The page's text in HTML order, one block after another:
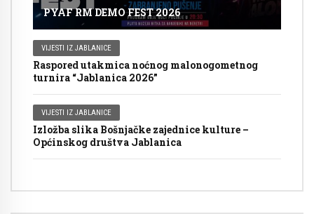
PYAF RM DEMO FEST 2026
VIJESTI IZ JABLANICE
Raspored utakmica noćnog malonogometnog
turnira “Jablanica 2026”
VIJESTI IZ JABLANICE
Izložba slika Bošnjačke zajednice kulture –
Općinskog društva Jablanica